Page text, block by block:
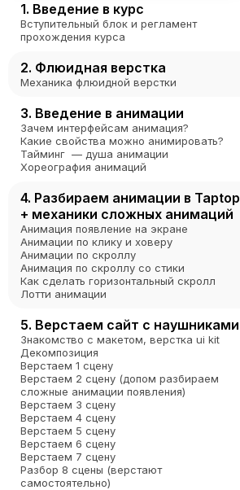
1. Введение в курс
Вступительный блок и регламент
прохождения курса
2. Флюидная верстка
Механика флюидной верстки
3. Введение в анимации
Зачем интерфейсам анимация?
Какие свойства можно анимировать?
Тайминг — душа анимации
Хореография анимаций
4. Разбираем анимации в Taptop
+ механики сложных анимаций
Анимация появление на экране
Анимации по клику и ховеру
Анимации по скроллу
Анимация по скроллу со стики
Как сделать горизонтальный скролл
Лотти анимации
5. Верстаем сайт с наушниками
Знакомство с макетом, верстка ui kit
Декомпозиция
Верстаем 1 сцену
Верстаем 2 сцену (допом разбираем
сложные анимации появления)
Верстаем 3 сцену
Верстаем 4 сцену
Верстаем 5 сцену
Верстаем 6 сцену
Верстаем 7 сцену
Разбор 8 сцены (верстают
самостоятельно)